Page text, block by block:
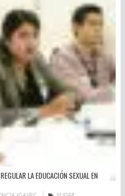
LA EDUCACIÓN SEXUAL EN